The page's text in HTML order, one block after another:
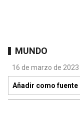
MUNDO
16 de marzo de
Añadir como fuente